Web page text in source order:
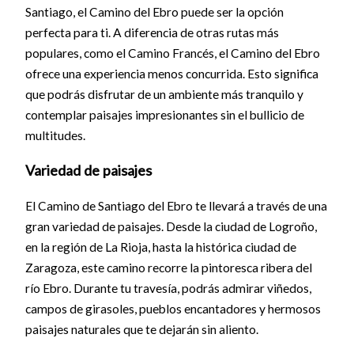
Santiago, el Camino del Ebro puede ser la opción
perfecta para ti. A diferencia de otras rutas más
populares, como el Camino Francés, el Camino del Ebro
ofrece una experiencia menos concurrida. Esto significa
que podrás disfrutar de un ambiente más tranquilo y
contemplar paisajes impresionantes sin el bullicio de
multitudes.
Variedad de paisajes
El Camino de Santiago del Ebro te llevará a través de una
gran variedad de paisajes. Desde la ciudad de Logroño,
en la región de La Rioja, hasta la histórica ciudad de
Zaragoza, este camino recorre la pintoresca ribera del
río Ebro. Durante tu travesía, podrás admirar viñedos,
campos de girasoles, pueblos encantadores y hermosos
paisajes naturales que te dejarán sin aliento.